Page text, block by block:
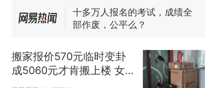
部作废，公平么？
空调24小时开着反而更省电？
电力部门回应
试前13名均遭淘汰？教育局：
已叫停招聘，成立调查组全面
“不建议大家买深色蛋糕”上热
搬家报价570元临时变卦
成5060元才肯搬上楼 女
子傻眼